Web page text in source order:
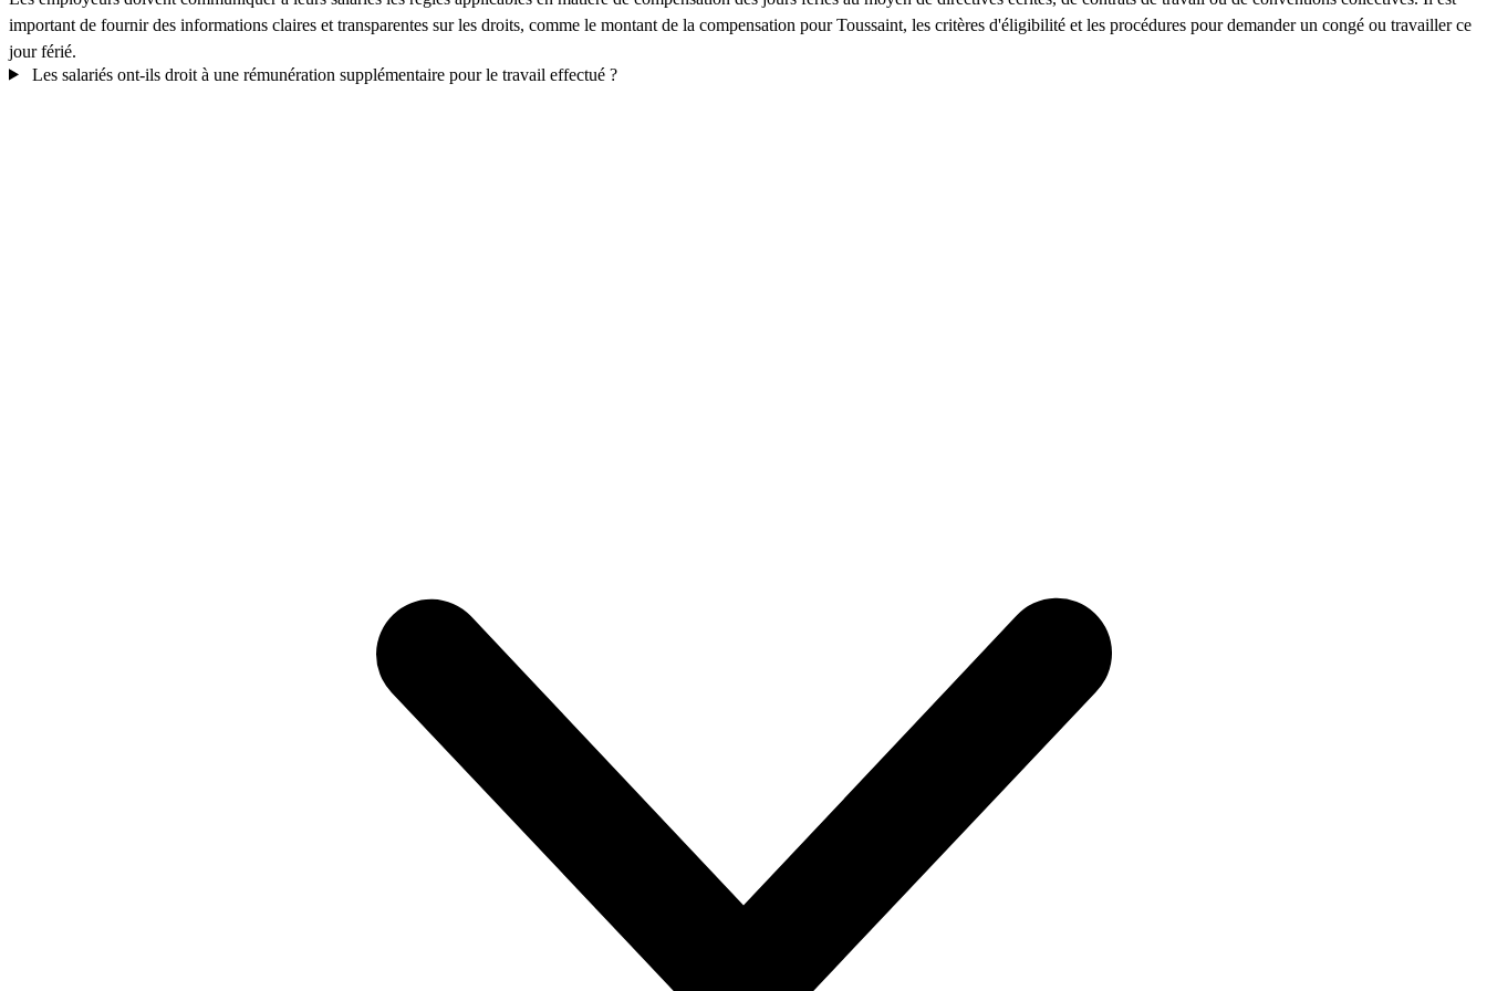
important de fournir des informations claires et transparentes sur les droits, comme le montant de la compensation pour Toussaint, les critères d'éligibilité et les procédures pour demander un congé ou travailler ce
jour férié.
Les salariés ont-ils droit à une rémunération supplémentaire pour le travail effectué ?